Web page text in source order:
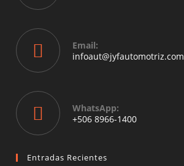
application
Email:
infoaut@jyfautomotriz.com
WhatsApp:
+506 8966-1400Opens
Entradas Recientes